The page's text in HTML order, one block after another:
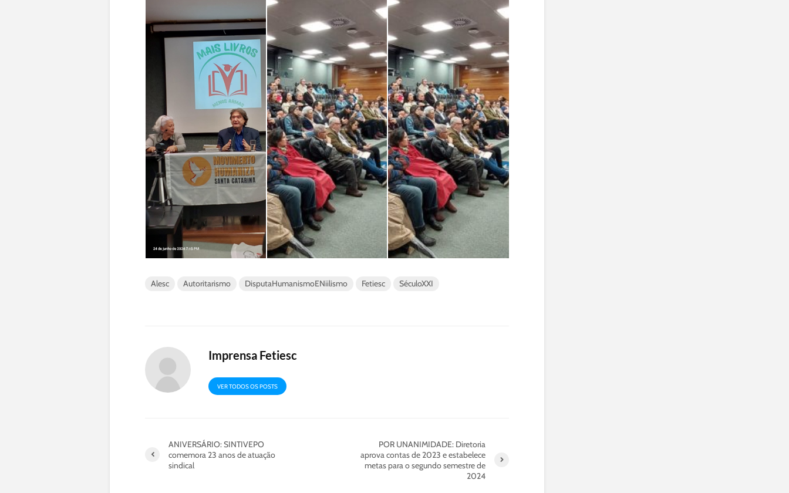
Alesc Autoritarismo DisputaHumanismoENiilismo Fetiesc SéculoXXI
Imprensa Fetiesc
VER TODOS OS POSTS
ANIVERSÁRIO: SINTIVEPO
comemora 23 anos de atuação
sindical
POR UNANIMIDADE: Diretoria
aprova contas de 2023 e estabelece
metas para o segundo semestre de
2024